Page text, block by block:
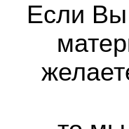
Если Вы